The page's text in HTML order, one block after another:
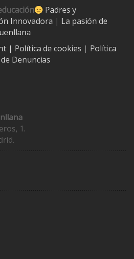
Padres y
Innovadora | La pasión de
| Política de cookies | Política
Denuncias
1.